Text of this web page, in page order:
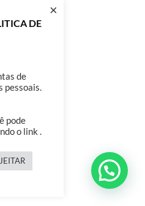
DE
de
pessoais.
pode
o link .
×